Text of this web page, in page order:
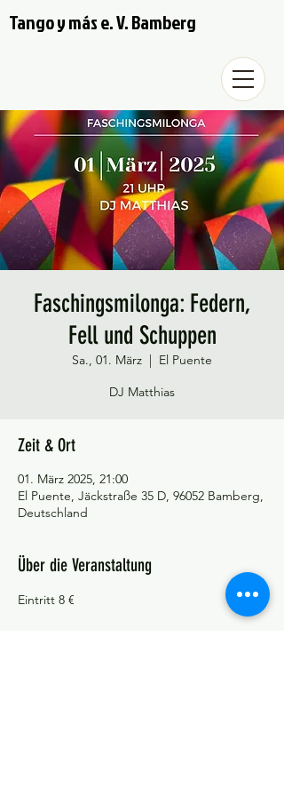
Tango y más e. V. Bamberg
Faschingsmilonga: Federn,
Fell und Schuppen
Sa., 01. März
  |
El Puente
DJ Matthias
Zeit & Ort
01. März 2025, 21:00
El Puente, Jäckstraße 35 D, 96052 Bamberg,
Deutschland
Über die Veranstaltung
Eintritt 8 €